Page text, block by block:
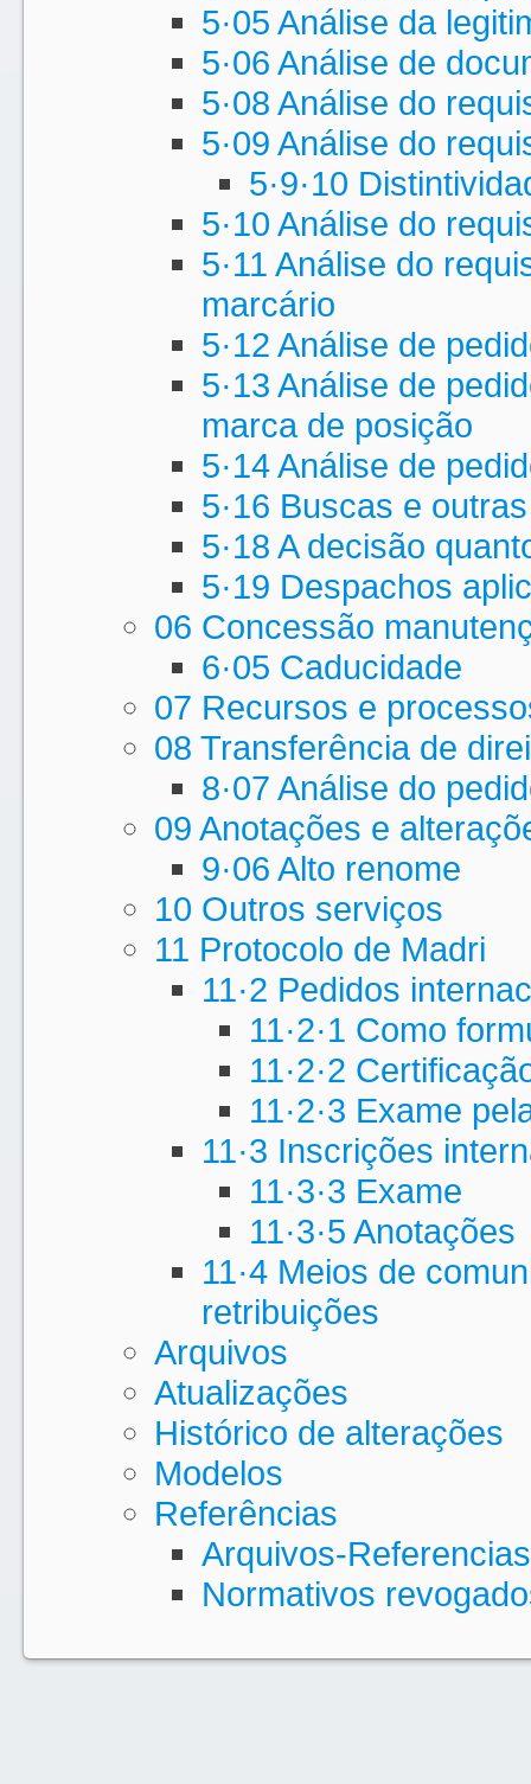
5·05 Análise da
5·06 Análise de
5·08 Análise do
5·09 Análise do
5·9·10
5·10 Análise do
5·11 Análise do
marcário
5·12 Análise de
5·13 Análise de
marca de posição
5·14 Análise de
5·16 Buscas e
5·18 A decisão
5·19 Despachos
06 Concessão
6·05 Caducidade
07 Recursos e
08 Transferência de
8·07 Análise do
09 Anotações e
9·06 Alto renome
10 Outros serviços
11 Protocolo de Madri
11·2 Pedidos
11·2·1 Como
11·2·2
11·2·3 Exame
11·3 Inscrições
11·3·3 Exame
11·3·5 Anotações
11·4 Meios de
retribuições
Arquivos
Atualizações
Histórico de alterações
Modelos
Referências
Arquivos-Referencias
Normativos